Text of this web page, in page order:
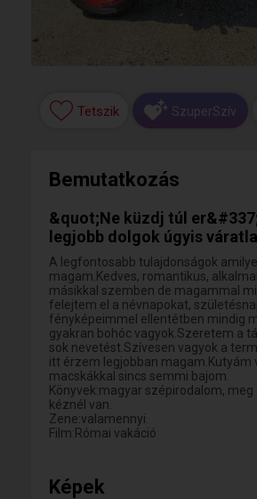
Tetszik SzuperSzív
Bemutatkozás
&quot;Ne küzdj túl
legjobb dolgok úgyis
A legfontosabb tulajdonságok
magam.Kedves, romantikus,
másikkal szemben de magammal
felejtem el a névnapokat,
fényképeimmel ellentétben mindig
gyakran bohóc vagyok.Szeretem a
sok nevetést.Szívesen vagyok a
itt érzem legjobban magam.Kutyám
macskákkal sincs semmi bajom.
Könyvek:magyar szépirodalom, meg
kéznél van.
Zene:valamennyi.
Film:Római vakáció
Képek